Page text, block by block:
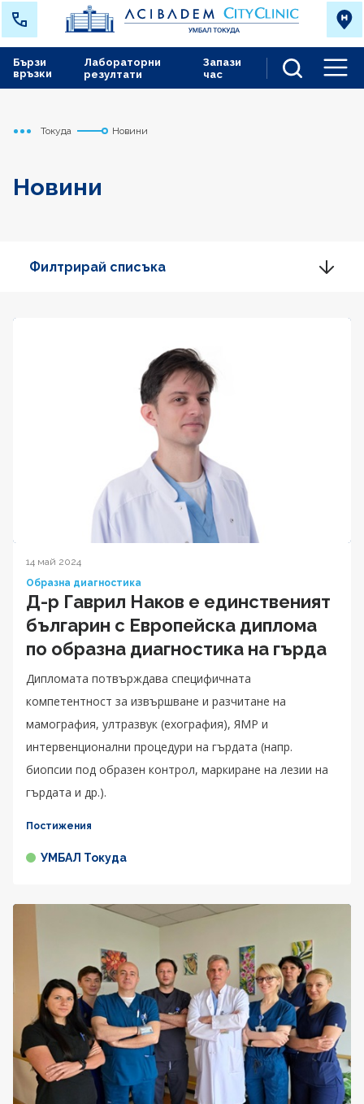
Лабораторни
резултати
Запази
час
Бързи
връзки
Начало
Токуда Новини
Новини
Филтрирай списъка
14 май 2024
Образна диагностика
Д-р Гаврил Наков е единственият
българин с Европейска диплома
по образна диагностика на гърда
Дипломата потвърждава специфичната
компетентност за извършване и разчитане на
мамография, ултразвук (ехография), ЯМР и
интервенционални процедури на гърдата (напр.
биопсии под образен контрол, маркиране на лезии на
гърдата и др.).
Постижения
УМБАЛ Токуда